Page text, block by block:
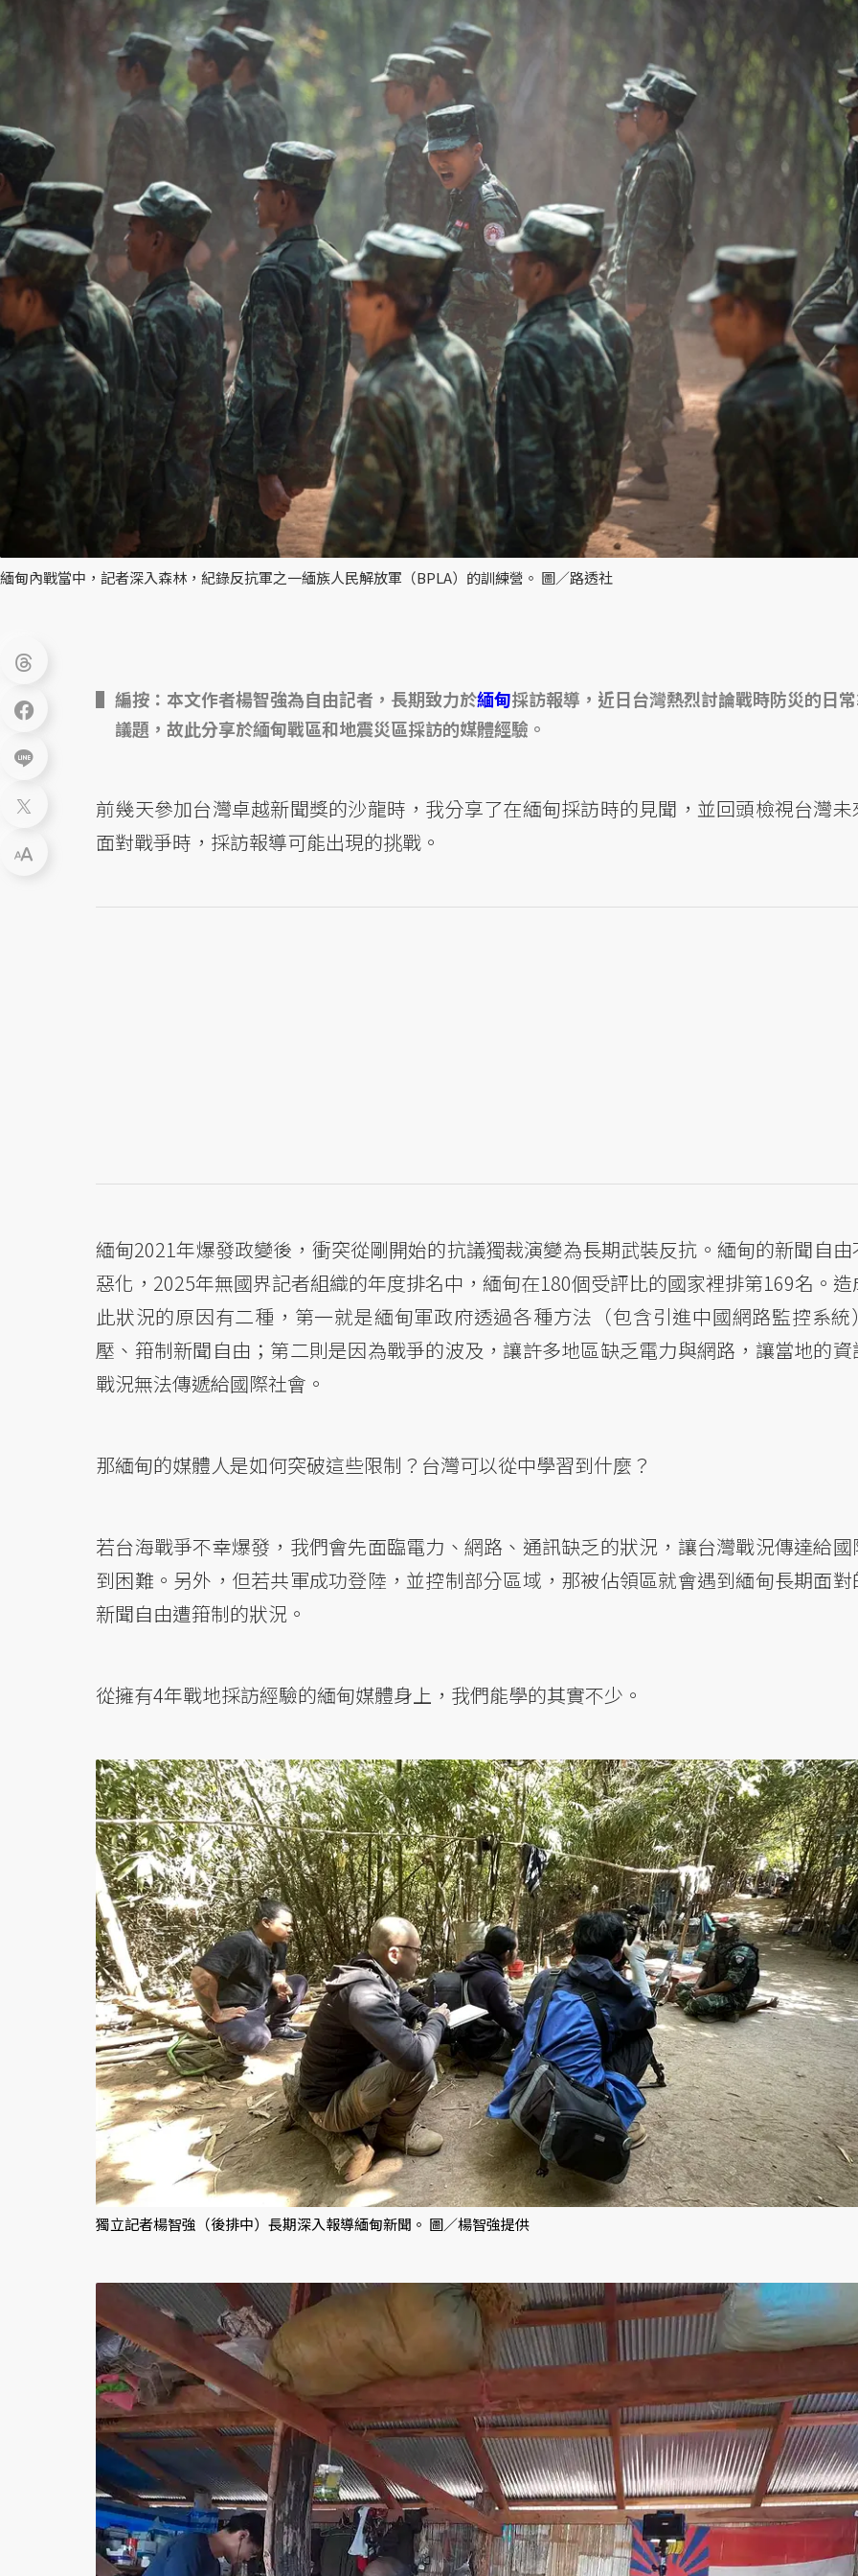
緬甸內戰當中，記者深入森林，紀錄反抗軍之一緬族人民解放軍（BPLA）的訓練營。 圖／路透社
編按：本文作者楊智強為自由記者，長期致力於緬甸採訪報導，近日台灣熱烈討論戰時防災的日
議題，故此分享於緬甸戰區和地震災區採訪的媒體經驗。
前幾天參加台灣卓越新聞獎的沙龍時，我分享了在緬甸採訪時的見聞，並回頭檢視台灣未
面對戰爭時，採訪報導可能出現的挑戰。
緬甸2021年爆發政變後，衝突從剛開始的抗議獨裁演變為長期武裝反抗。緬甸的新聞自由
惡化，2025年無國界記者組織的年度排名中，緬甸在180個受評比的國家裡排第169名。造
此狀況的原因有二種，第一就是緬甸軍政府透過各種方法（包含引進中國網路監控系統
壓、箝制新聞自由；第二則是因為戰爭的波及，讓許多地區缺乏電力與網路，讓當地的資
戰況無法傳遞給國際社會。
那緬甸的媒體人是如何突破這些限制？台灣可以從中學習到什麼？
若台海戰爭不幸爆發，我們會先面臨電力、網路、通訊缺乏的狀況，讓台灣戰況傳達給國
到困難。另外，但若共軍成功登陸，並控制部分區域，那被佔領區就會遇到緬甸長期面對
新聞自由遭箝制的狀況。
從擁有4年戰地採訪經驗的緬甸媒體身上，我們能學的其實不少。
獨立記者楊智強（後排中）長期深入報導緬甸新聞。 圖／楊智強提供